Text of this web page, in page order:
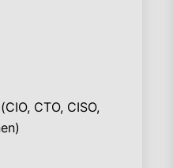
CTO, CISO,